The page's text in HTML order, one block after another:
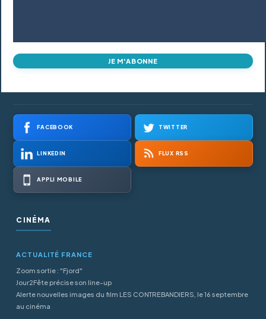
JE M'ABONNE
FACEBOOK TWITTER
LINKEDIN FLUX RSS
APPLI MOBILE
CINÉMA
ACTUALITÉ FRANCE
Zoom sortie : "Fjord"
Jour2Fête précise son line-up
Alerte nouvelles images du film LES CONTREBANDIERS, le 16 septembre
au cinéma